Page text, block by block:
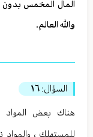
المال المخمس
والله العالم.
السؤال: ١٦
هناك بعض المواد
للمستهلك ،